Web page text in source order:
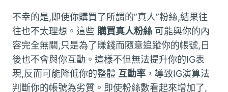
不幸的是,即使你購買了所謂的”真人”粉絲,結果往
往也不太理想。這些 購買真人粉絲 可能與你的內
容完全無關,只是為了賺錢而隨意追蹤你的帳號,日
後也不會與你互動。這樣不但無法提升你的IG表
現,反而可能降低你的整體 互動率 ，導致IG演算法
判斷你的帳號為劣質。即使粉絲數看起來增加了,